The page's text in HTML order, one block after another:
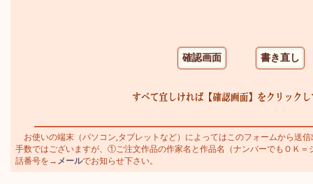
お使いの端末（パソコン,タブレットなど）によってはこのフォームから送
手数ではございますが、①ご注文作品の作家名と作品名（ナンバーでもＯＫ
話番号を→ メールでお知らせ下さい。